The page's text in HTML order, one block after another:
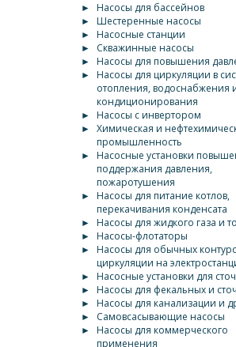
►
Насосы для бассейнов
►
Шестеренные насосы
►
Насосные станции
►
Скважинные насосы
►
Насосы для повышения
►
Насосы для циркуляции в
отопления, водоснабжения
кондиционирования
►
Насосы с инвертором
► Химическая и
промышленность
►
Насосные установки
поддержания давления,
пожаротушения
►
Насосы для питание котлов,
перекачивания конденсата
►
Насосы для жидкого газа и
►
Насосы-флотаторы
►
Насосы для обычных
циркуляции на
►
Насосные установки для
►
Насосы для фекальных и
►
Насосы для канализации и
►
Самовсасывающие насосы
►
Насосы для коммерческого
применения